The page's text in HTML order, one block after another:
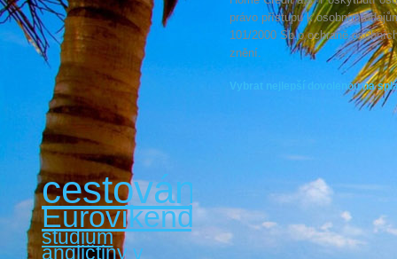
cestování
Eurovíkendy
studium
angličtiny v
právo přístupu k osobním
101/2000 Sb.o ochraně
znění.
Vybrat nejlepší dovolenou na